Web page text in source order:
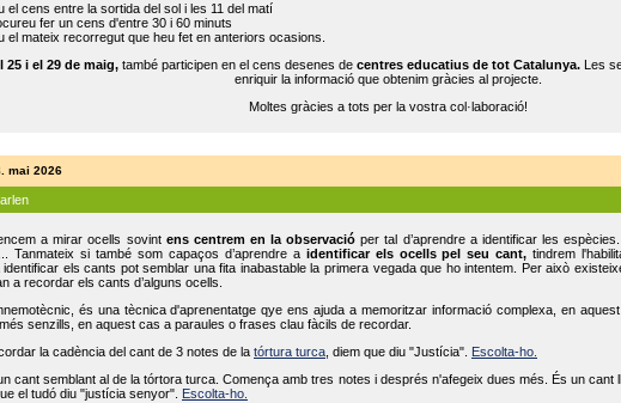
el cens entre la sortida del sol i les 11 del matí
fer un cens d'entre 30 i 60 minuts
el mateix recorregut que heu fet en anteriors ocasions.
25 i el 29 de maig,també participen en el cens desenes de centres educatius de tot Catalunya.Les
enriquir la informació que obtenim gràcies al projecte.
Moltes gràcies a tots per la vostra col·laboració!
mai 2026
a mirar ocells sovint ens centrem en la observació per tal d’aprendre a identificar les
Tanmateix si també som capaços d’aprendre a identificar els ocells pel seu cant, tindrem
els cants pot semblar una fita inabastable la primera vegada que ho intentem. Per això
a recordar els cants d’alguns ocells.
és una tècnica d'aprenentatge qye ens ajuda a memoritzar informació complexa, en
senzills, en aquest cas a paraules o frases clau fàcils de recordar.
la cadència del cant de 3 notes de la tórtura turca , diem que diu "Justícia".
Escolta-ho.
cant semblant al de la tórtora turca. Comença amb tres notes i després n'afegeix dues més. És un cant
el tudó diu "justícia senyor".
Escolta-ho.